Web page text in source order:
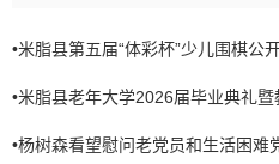
•米脂县第五届“体彩杯”少儿围棋公
•米脂县老年大学2026届毕业典礼
•杨树森看望慰问老党员和生活困难